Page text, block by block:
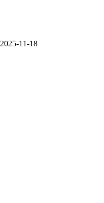
2025-11-18